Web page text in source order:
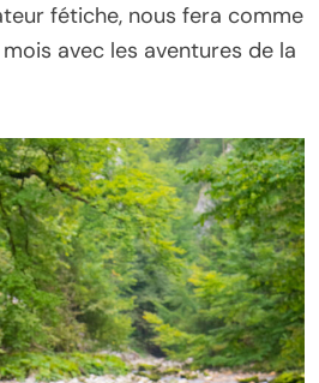
fétiche, nous fera comme
avec les aventures de la